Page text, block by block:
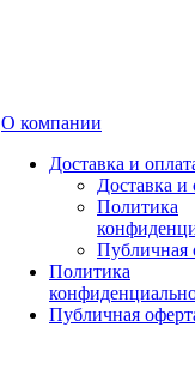
О компании
Доставка и
Доставка и
Политика
Публичная
Политика
Публичная